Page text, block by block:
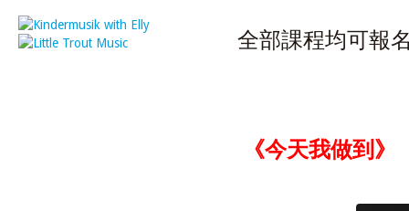
全部課程均可報
《今天我做到》